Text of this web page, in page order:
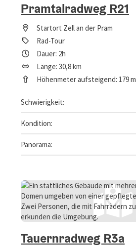
Pramtalradweg R21
Startort Zell an der Pram
Rad-Tour
Dauer: 2h
Länge: 30,8 km
Höhenmeter aufsteigend: 179 m
Schwierigkeit:
Mittel
Kondition:
Mittel
Panorama:
Einige Ausblicke
Tauernradweg R3a